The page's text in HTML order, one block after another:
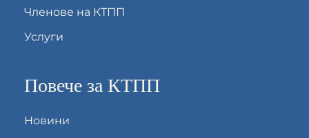
Членове на КТПП
Услуги
Повече за КТПП
Новини